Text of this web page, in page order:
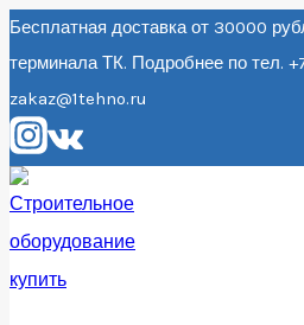
Перейти
к
содержанию
Бесплатная доставка от 30000
терминала ТК. Подробнее по
zakaz@1tehno.ru